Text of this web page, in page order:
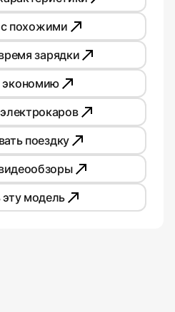
похожими
зарядки
экономию
поездку
эту модель